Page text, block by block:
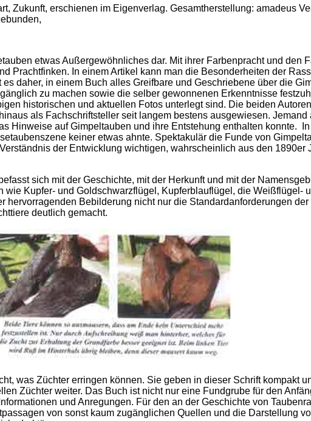
Zukunft, erschienen im Eigenverlag. Gesamtherstellung: amadeus
etwas Außergewöhnliches dar. Mit ihrer Farbenpracht und den
Prachtfinken. In einem Artikel kann man die Besonderheiten der
daher, in einem Buch alles Greifbare und Geschriebene über die
zu machen sowie die selber gewonnenen Erkenntnisse
historischen und aktuellen Fotos unterlegt sind. Die beiden
als Fachschriftsteller seit langem bestens ausgewiesen.
Hinweise auf Gimpeltauben und ihre Entstehung enthalten konnte.
keiner etwas ahnte. Spektakulär die Funde von
der Entwicklung wichtigen, wahrscheinlich aus den 1890er
sich mit der Geschichte, mit der Herkunft und mit der
Kupfer- und Goldschwarzflügel, Kupferblauflügel, die Weißflügel-
hervorragenden Bebilderung nicht nur die Standardanforderungen
deutlich gemacht.
was Züchter erringen können. Sie geben in dieser Schrift kompakt
Züchter weiter. Das Buch ist nicht nur eine Fundgrube für den
und Anregungen. Für den an der Geschichte von
von sonst kaum zugänglichen Quellen und die Darstellung